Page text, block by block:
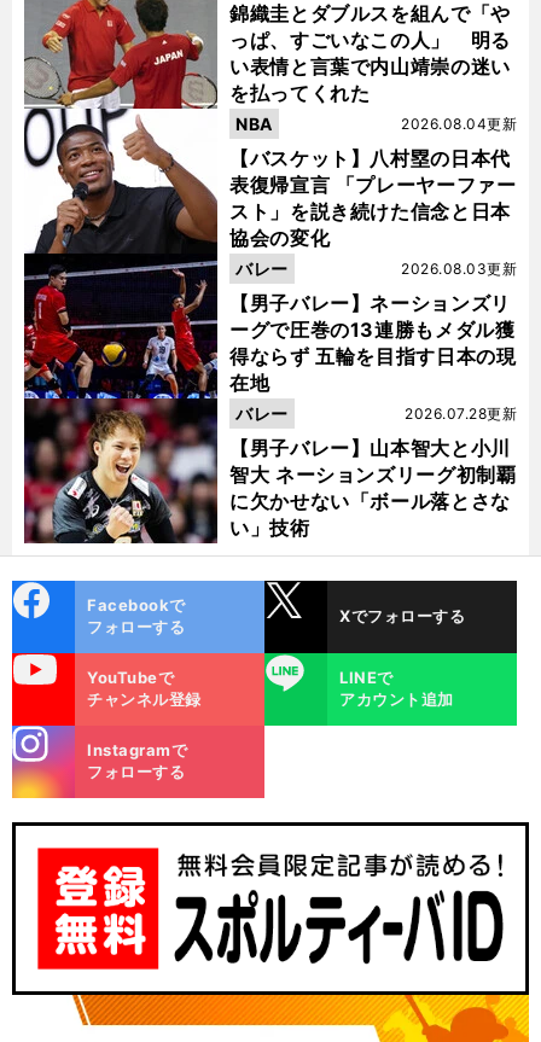
錦織圭とダブルスを組んで「や
っぱ、すごいなこの人」 明る
い表情と言葉で内山靖崇の迷い
を払ってくれた
【バスケット】八村塁の日本代
表復帰宣言 「プレーヤーファー
スト」を説き続けた信念と日本
協会の変化
2026.08.04更新
NBA
【男子バレー】ネーションズリ
ーグで圧巻の13連勝もメダル獲
得ならず 五輪を目指す日本の現
在地
2026.08.03更新
バレー
【男子バレー】山本智大と小川
智大 ネーションズリーグ初制覇
に欠かせない「ボール落とさな
い」技術
2026.07.28更新
バレー
ok
Facebookで
フォローする
Xでフォローする
YouTubeで
チャンネル登録
LINE
LINEで
アカウント追加
m
Instagramで
フォローする